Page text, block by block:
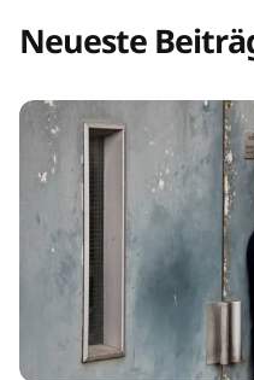
Neueste